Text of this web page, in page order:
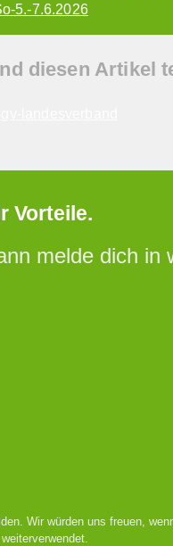
5.-7.6.2026
diesen Artikel
Vorteile.
melde dich in
Wir würden uns freuen,